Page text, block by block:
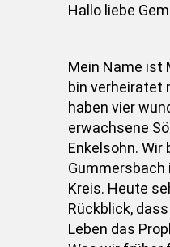
Hallo liebe
Mein Name ist
bin verheiratet
haben vier
erwachsene
Enkelsohn. Wir
Gummersbach
Kreis. Heute
Rückblick,
Leben das